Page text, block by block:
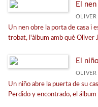
Passatgers Il·lustrats
Arrelats
Trencadís
Teatre
El
OLIVER
Un nen obre la porta de casa i
trobat, l'àlbum amb què Oliver
El
OLIVER
Un niño abre la puerta de su
Perdido y encontrado, el